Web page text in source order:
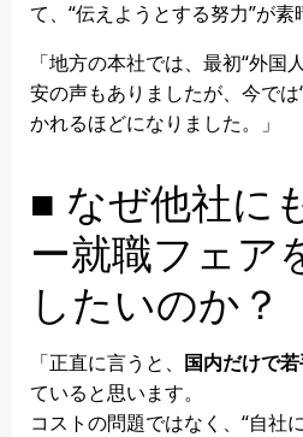
て、“伝えようとする努力”が素
「地方の本社では、最初“外国
安の声もありましたが、今で
かれるほどになりました。」
■ なぜ他社に
ー就職フェア
したいのか？
「正直に言うと、 国内だけで
ていると思います。
コストの問題ではなく、“自社